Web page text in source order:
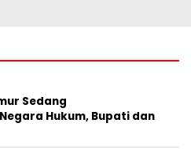
Sedang
Hukum, Bupati dan